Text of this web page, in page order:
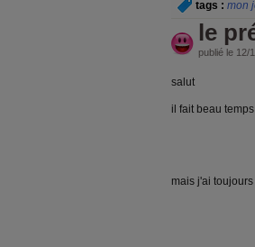
tags : mon
le
publié le 12/
salut
il fait beau temps
mais j'ai